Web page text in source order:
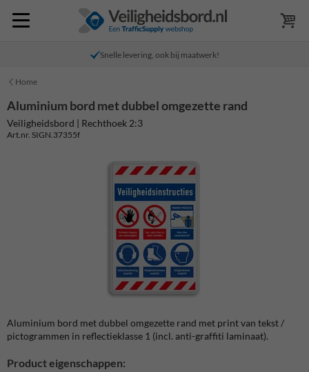
Snelle levering, ook bij maatwerk!
Home
Aluminium bord met dubbel omgezette rand
Veiligheidsbord | Rechthoek 2:3
Art.nr. SIGN.37355f
Aluminium bord met dubbel omgezette rand met print van tekst /
pictogrammen in reflectieklasse 1 (incl. anti-graffiti laminaat).
Product eigenschappen: